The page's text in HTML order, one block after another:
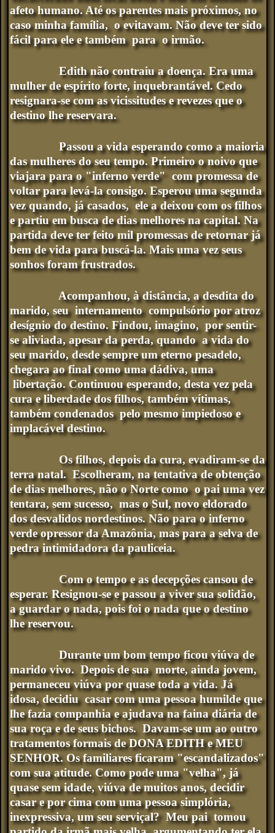
afeto humano. Até os parentes mais próximos, no
caso minha família, o evitavam. Não deve ter sido
fácil para ele e também para o irmão.
Edith não contraiu a doença. Era uma
mulher de espírito forte, inquebrantável. Cedo
resignara-se com as vicissitudes e revezes que o
destino lhe reservara.
Passou a vida esperando como a maioria
das mulheres do seu tempo. Primeiro o noivo que
viajara para o "inferno verde" com promessa de
voltar para levá-la consigo. Esperou uma segunda
vez quando, já casados, ele a deixou com os filhos
e partiu em busca de dias melhores na capital. Na
partida deve ter feito mil promessas de retornar já
bem de vida para buscá-la. Mais uma vez seus
sonhos foram frustrados.
Acompanhou, à distância, a desdita do
marido, seu internamento compulsório por atroz
desígnio do destino. Findou, imagino, por sentir-
se aliviada, apesar da perda, quando a vida do
seu marido, desde sempre um eterno pesadelo,
chegara ao final como uma dádiva, uma
libertação. Continuou esperando, desta vez pela
cura e liberdade dos filhos, também vítimas,
também condenados pelo mesmo impiedoso e
implacável destino.
Os filhos, depois da cura, evadiram-se da
terra natal. Escolheram, na tentativa de obtenção
de dias melhores, não o Norte como o pai uma vez
tentara, sem sucesso, mas o Sul, novo eldorado
dos desvalidos nordestinos. Não para o inferno
verde opressor da Amazônia, mas para a selva de
pedra intimidadora da pauliceia.
Com o tempo e as decepções cansou de
esperar. Resignou-se e passou a viver sua solidão,
a guardar o nada, pois foi o nada que o destino
lhe reservou.
Durante um bom tempo ficou viúva de
marido vivo. Depois de sua morte, ainda jovem,
permaneceu viúva por quase toda a vida. Já
idosa, decidiu casar com uma pessoa humilde que
lhe fazia companhia e ajudava na faina diária de
sua roça e de seus bichos. Davam-se um ao outro
tratamentos formais de DONA EDITH e MEU
SENHOR. Os familiares ficaram "escandalizados"
com sua atitude. Como pode uma "velha", já
quase sem idade, viúva de muitos anos, decidir
casar e por cima com uma pessoa simplória,
inexpressiva, um seu serviçal? Meu pai tomou